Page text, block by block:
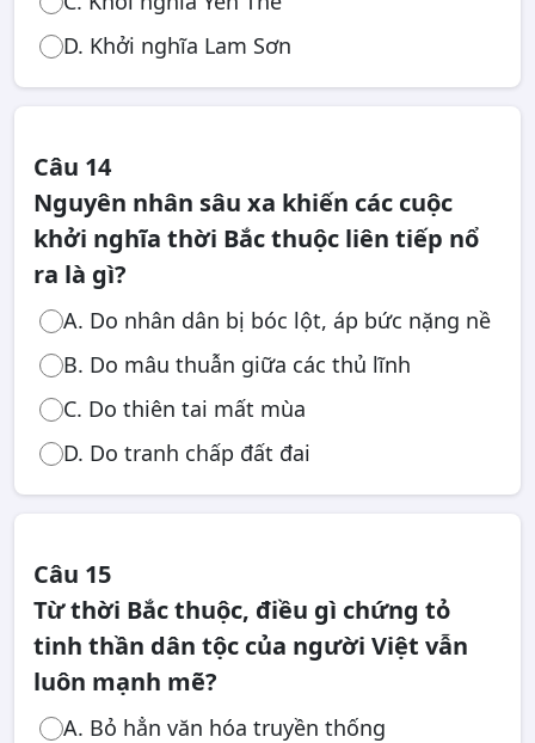
D. Khởi nghĩa Lam Sơn
Câu 14
Nguyên nhân sâu xa khiến các cuộc
khởi nghĩa thời Bắc thuộc liên tiếp nổ
ra là gì?
A. Do nhân dân bị bóc lột, áp bức nặng nề
B. Do mâu thuẫn giữa các thủ lĩnh
C. Do thiên tai mất mùa
D. Do tranh chấp đất đai
Câu 15
Từ thời Bắc thuộc, điều gì chứng tỏ
tinh thần dân tộc của người Việt vẫn
luôn mạnh mẽ?
A. Bỏ hẳn văn hóa truyền thống